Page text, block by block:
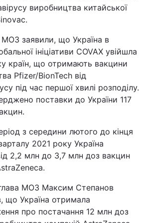
виробництва китайської
МОЗ заявили, що Україна в
ініціативи COVAX увійшла
країн, що отримають вакцини
Pfizer/BionTech від
під час першої хвилі розподілу.
поставки до України 117
з середини лютого до кінця
2021 року Україна
2,2 млн до 3,7 млн доз вакцин
МОЗ Максим Степанов
що Україна отримала
про постачання 12 млн доз